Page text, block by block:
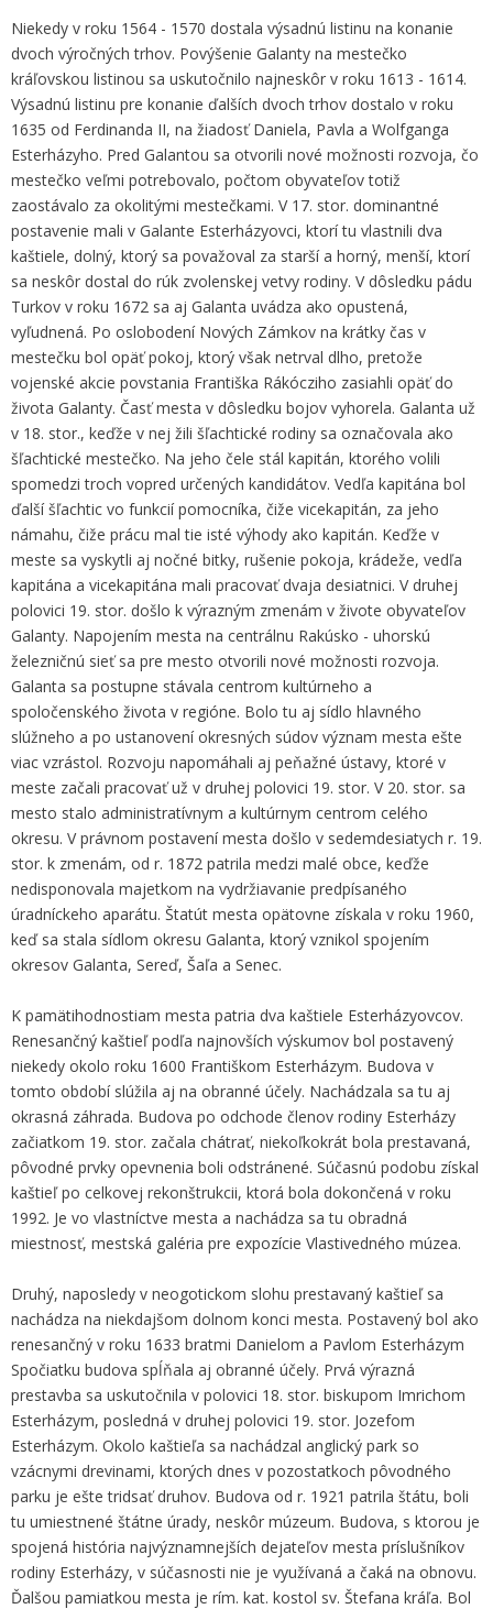
Niekedy v roku 1564 - 1570 dostala výsadnú listinu na konanie
dvoch výročných trhov. Povýšenie Galanty na mestečko
kráľovskou listinou sa uskutočnilo najneskôr v roku 1613 - 1614.
Výsadnú listinu pre konanie ďalších dvoch trhov dostalo v roku
1635 od Ferdinanda II, na žiadosť Daniela, Pavla a Wolfganga
Esterházyho. Pred Galantou sa otvorili nové možnosti rozvoja, čo
mestečko veľmi potrebovalo, počtom obyvateľov totiž
zaostávalo za okolitými mestečkami. V 17. stor. dominantné
postavenie mali v Galante Esterházyovci, ktorí tu vlastnili dva
kaštiele, dolný, ktorý sa považoval za starší a horný, menší, ktorí
sa neskôr dostal do rúk zvolenskej vetvy rodiny. V dôsledku pádu
Turkov v roku 1672 sa aj Galanta uvádza ako opustená,
vyľudnená. Po oslobodení Nových Zámkov na krátky čas v
mestečku bol opäť pokoj, ktorý však netrval dlho, pretože
vojenské akcie povstania Františka Rákócziho zasiahli opäť do
života Galanty. Časť mesta v dôsledku bojov vyhorela. Galanta už
v 18. stor., keďže v nej žili šľachtické rodiny sa označovala ako
šľachtické mestečko. Na jeho čele stál kapitán, ktorého volili
spomedzi troch vopred určených kandidátov. Vedľa kapitána bol
ďalší šľachtic vo funkcií pomocníka, čiže vicekapitán, za jeho
námahu, čiže prácu mal tie isté výhody ako kapitán. Keďže v
meste sa vyskytli aj nočné bitky, rušenie pokoja, krádeže, vedľa
kapitána a vicekapitána mali pracovať dvaja desiatnici. V druhej
polovici 19. stor. došlo k výrazným zmenám v živote obyvateľov
Galanty. Napojením mesta na centrálnu Rakúsko - uhorskú
železničnú sieť sa pre mesto otvorili nové možnosti rozvoja.
Galanta sa postupne stávala centrom kultúrneho a
spoločenského života v regióne. Bolo tu aj sídlo hlavného
slúžneho a po ustanovení okresných súdov význam mesta ešte
viac vzrástol. Rozvoju napomáhali aj peňažné ústavy, ktoré v
meste začali pracovať už v druhej polovici 19. stor. V 20. stor. sa
mesto stalo administratívnym a kultúrnym centrom celého
okresu. V právnom postavení mesta došlo v sedemdesiatych r. 19.
stor. k zmenám, od r. 1872 patrila medzi malé obce, keďže
nedisponovala majetkom na vydržiavanie predpísaného
úradníckeho aparátu. Štatút mesta opätovne získala v roku 1960,
keď sa stala sídlom okresu Galanta, ktorý vznikol spojením
okresov Galanta, Sereď, Šaľa a Senec.
K pamätihodnostiam mesta patria dva kaštiele Esterházyovcov.
Renesančný kaštieľ podľa najnovších výskumov bol postavený
niekedy okolo roku 1600 Františkom Esterházym. Budova v
tomto období slúžila aj na obranné účely. Nachádzala sa tu aj
okrasná záhrada. Budova po odchode členov rodiny Esterházy
začiatkom 19. stor. začala chátrať, niekoľkokrát bola prestavaná,
pôvodné prvky opevnenia boli odstránené. Súčasnú podobu získal
kaštieľ po celkovej rekonštrukcii, ktorá bola dokončená v roku
1992. Je vo vlastníctve mesta a nachádza sa tu obradná
miestnosť, mestská galéria pre expozície Vlastivedného múzea.
Druhý, naposledy v neogotickom slohu prestavaný kaštieľ sa
nachádza na niekdajšom dolnom konci mesta. Postavený bol ako
renesančný v roku 1633 bratmi Danielom a Pavlom Esterházym
Spočiatku budova spĺňala aj obranné účely. Prvá výrazná
prestavba sa uskutočnila v polovici 18. stor. biskupom Imrichom
Esterházym, posledná v druhej polovici 19. stor. Jozefom
Esterházym. Okolo kaštieľa sa nachádzal anglický park so
vzácnymi drevinami, ktorých dnes v pozostatkoch pôvodného
parku je ešte tridsať druhov. Budova od r. 1921 patrila štátu, boli
tu umiestnené štátne úrady, neskôr múzeum. Budova, s ktorou je
spojená história najvýznamnejších dejateľov mesta príslušníkov
rodiny Esterházy, v súčasnosti nie je využívaná a čaká na obnovu.
Ďalšou pamiatkou mesta je rím. kat. kostol sv. Štefana kráľa. Bol